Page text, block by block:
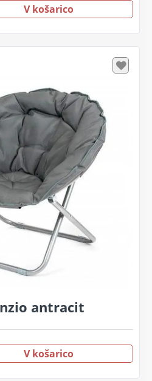
V košarico
antracit
V košarico